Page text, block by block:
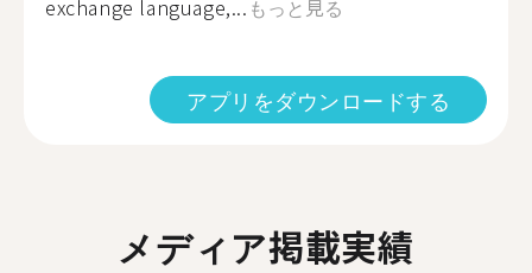
exchange language,... もっと見る
アプリをダウンロードする
メディア掲載実績